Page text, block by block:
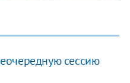
сессию